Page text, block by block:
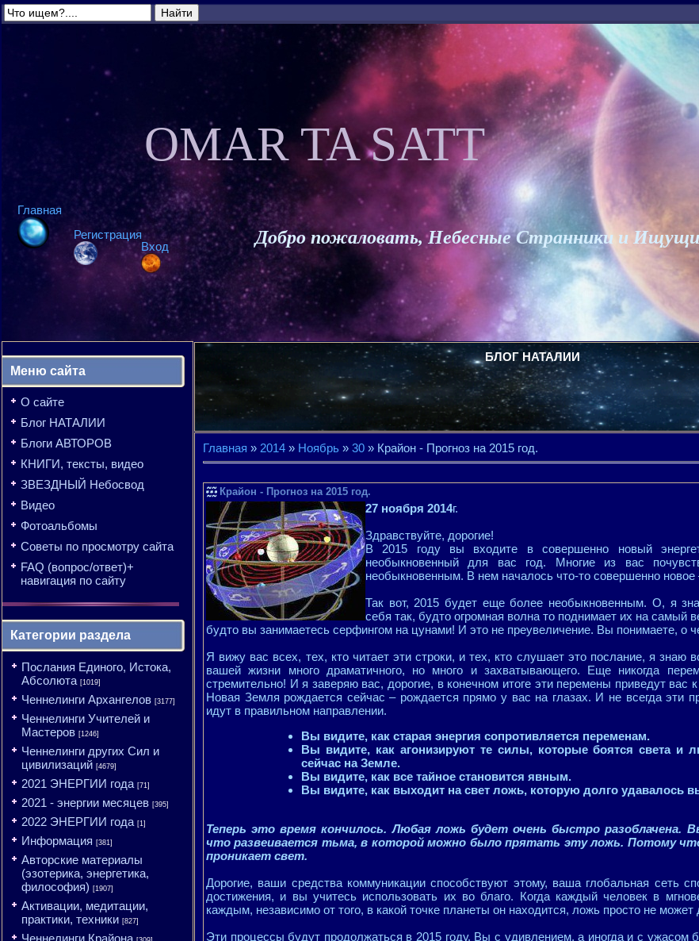
Главная
Регистрация
Вход
OMAR TA SATT
Добро пожаловать, Небесные Странники и
Меню сайта
О сайте
Блог НАТАЛИИ
Блоги АВТОРОВ
КНИГИ, тексты, видео
ЗВЕЗДНЫЙ Небосвод
Видео
Фотоальбомы
Советы по просмотру сайта
FAQ (вопрос/ответ)+
навигация по сайту
Категории раздела
Послания Единого, Истока,
Абсолюта [1019]
Ченнелинги Архангелов [3177]
Ченнелинги Учителей и
Мастеров [1246]
Ченнелинги других Сил и
цивилизаций [4679]
2021 ЭНЕРГИИ года [71]
2021 - энергии месяцев [395]
2022 ЭНЕРГИИ года [1]
Информация [381]
Авторские материалы
(эзотерика, энергетика,
философия) [1907]
Активации, медитации,
практики, техники [827]
Ченнелинги Крайона
БЛОГ НАТАЛИИ
Главная » 2014 » Ноябрь » 30 » Крайон - Прогноз на 2015 год.
Крайон - Прогноз на 2015 год.
27 ноября 2014г.
Здравствуйте, дорогие!
В 2015 году вы входите в совершенно новый
необыкновенный для вас год. Многие из вас
необыкновенным. В нем началось что-то совершенно
Так вот, 2015 будет еще более необыкновенным. О, я
себя так, будто огромная волна то поднимает их на самый
будто вы занимаетесь серфингом на цунами! И это не преувеличение. Вы понимаете, о
Я вижу вас всех, тех, кто читает эти строки, и тех, кто слушает это послание, я знаю
вашей жизни много драматичного, но много и захватывающего. Еще никогда
стремительно! И я заверяю вас, дорогие, в конечном итоге эти перемены приведут вас
Новая Земля рождается сейчас – рождается прямо у вас на глазах. И не всегда эти
идут в правильном направлении.
Вы видите, как старая энергия сопротивляется переменам.
Вы видите, как агонизируют те силы, которые боятся света и
сейчас на Земле.
Вы видите, как все тайное становится явным.
Вы видите, как выходит на свет ложь, которую долго удавалось
Теперь это время кончилось. Любая ложь будет очень быстро разоблачена.
что развеивается тьма, в которой можно было прятать эту ложь. Потому
проникает свет.
Дорогие, ваши средства коммуникации способствуют этому, ваша глобальная сеть
достижения, и вы учитесь использовать их во благо. Когда каждый человек в
каждым, независимо от того, в какой точке планеты он находится, ложь просто не может
Эти процессы будут продолжаться в 2015 году. Вы с удивлением, а иногда и с ужасом